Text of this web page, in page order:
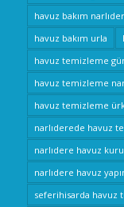
havuz bakım
havuz bakım urla
havuz temizleme
havuz temizleme
havuz temizleme
narlıderede havuz
narlıdere havuz
narlıdere havuz
seferihisarda havuz